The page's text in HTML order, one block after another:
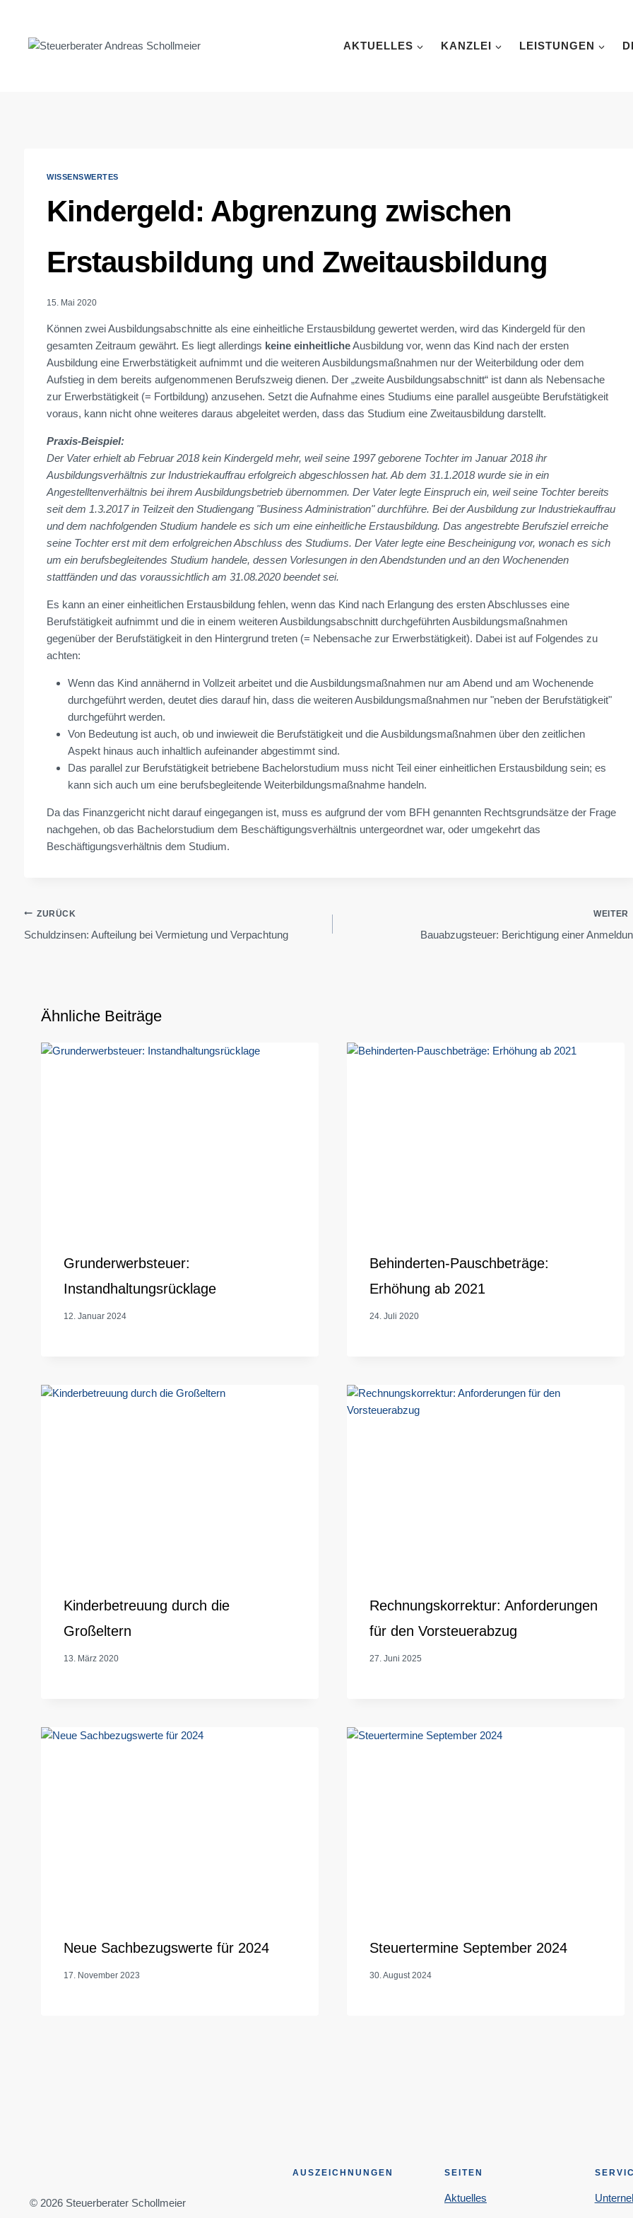
springen
AKTUELLES KANZLEI LEISTUNGEN
WISSENSWERTES
Kindergeld: Abgrenzung zwischen
Erstausbildung und Zweitausbildung
15. Mai 2020
Können zwei Ausbildungsabschnitte als eine einheitliche Erstausbildung gewertet werden, wird das Kindergeld für den
gesamten Zeitraum gewährt. Es liegt allerdings keine einheitlicheAusbildung vor, wenn das Kind nach der ersten
Ausbildung eine Erwerbstätigkeit aufnimmt und die weiteren Ausbildungsmaßnahmen nur der Weiterbildung oder dem
Aufstieg in dem bereits aufgenommenen Berufszweig dienen. Der „zweite Ausbildungsabschnitt“ ist dann als Nebensache
zur Erwerbstätigkeit (= Fortbildung) anzusehen. Setzt die Aufnahme eines Studiums eine parallel ausgeübte Berufstätigkeit
voraus, kann nicht ohne weiteres daraus abgeleitet werden, dass das Studium eine Zweitausbildung darstellt.
Praxis-Beispiel:
Der Vater erhielt ab Februar 2018 kein Kindergeld mehr, weil seine 1997 geborene Tochter im Januar 2018 ihr
Ausbildungsverhältnis zur Industriekauffrau erfolgreich abgeschlossen hat. Ab dem 31.1.2018 wurde sie in ein
Angestelltenverhältnis bei ihrem Ausbildungsbetrieb übernommen. Der Vater legte Einspruch ein, weil seine Tochter bereits
seit dem 1.3.2017 in Teilzeit den Studiengang "Business Administration" durchführe. Bei der Ausbildung zur Industriekauffrau
und dem nachfolgenden Studium handele es sich um eine einheitliche Erstausbildung. Das angestrebte Berufsziel erreiche
seine Tochter erst mit dem erfolgreichen Abschluss des Studiums. Der Vater legte eine Bescheinigung vor, wonach es sich
um ein berufsbegleitendes Studium handele, dessen Vorlesungen in den Abendstunden und an den Wochenenden
stattfänden und das voraussichtlich am 31.08.2020 beendet sei.
Es kann an einer einheitlichen Erstausbildung fehlen, wenn das Kind nach Erlangung des ersten Abschlusses eine
Berufstätigkeit aufnimmt und die in einem weiteren Ausbildungsabschnitt durchgeführten Ausbildungsmaßnahmen
gegenüber der Berufstätigkeit in den Hintergrund treten (= Nebensache zur Erwerbstätigkeit). Dabei ist auf Folgendes zu
achten:
Wenn das Kind annähernd in Vollzeit arbeitet und die Ausbildungsmaßnahmen nur am Abend und am Wochenende
durchgeführt werden, deutet dies darauf hin, dass die weiteren Ausbildungsmaßnahmen nur "neben der Berufstätigkeit"
durchgeführt werden.
Von Bedeutung ist auch, ob und inwieweit die Berufstätigkeit und die Ausbildungsmaßnahmen über den zeitlichen
Aspekt hinaus auch inhaltlich aufeinander abgestimmt sind.
Das parallel zur Berufstätigkeit betriebene Bachelorstudium muss nicht Teil einer einheitlichen Erstausbildung sein; es
kann sich auch um eine berufsbegleitende Weiterbildungsmaßnahme handeln.
Da das Finanzgericht nicht darauf eingegangen ist, muss es aufgrund der vom BFH genannten Rechtsgrundsätze der Frage
nachgehen, ob das Bachelorstudium dem Beschäftigungsverhältnis untergeordnet war, oder umgekehrt das
Beschäftigungsverhältnis dem Studium.
Beitragsnavigation
ZURÜCK
Schuldzinsen: Aufteilung bei Vermietung und Verpachtung
WEITER
Bauabzugsteuer: Berichtigung einer
Ähnliche Beiträge
Grunderwerbsteuer:
Instandhaltungsrücklage
12. Januar 2024
Behinderten-Pauschbeträge:
Erhöhung ab 2021
24. Juli 2020
Kinderbetreuung durch die
Großeltern
13. März 2020
Rechnungskorrektur: Anforderungen
für den Vorsteuerabzug
27. Juni 2025
Neue Sachbezugswerte für 2024
17. November 2023
Steuertermine September 2024
30. August 2024
© 2026 Steuerberater Schollmeier
AUSZEICHNUNGEN SEITEN
Aktuelles